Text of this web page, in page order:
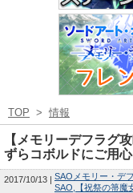
TOP > 情報
【メモリーデフラグ
ずらコボルドにご用
2017/10/13 SAOメモリー・デ
SAO
【祝祭の箒魔